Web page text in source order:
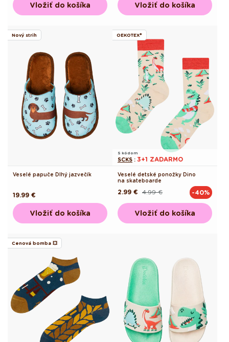
Vložiť do košíka Vložiť do košíka
Nový strih
Veselé papuče Dlhý jazvečík
Pôvodná
cena
19.99 €
Vložiť do košíka
OEKOTEX®
S kódom
SCKS : 3+1 ZADARMO
Veselé detské ponožky Dino
na skateboarde
Pôvodná4.99 €
Akciová
2.99 € -40%
Vložiť do košíka
Cenová bomba 💥